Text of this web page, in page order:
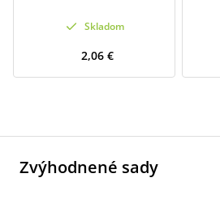
Skladom
2,06 €
Zvýhodnené sady